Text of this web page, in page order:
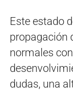
Este estado
propagación
normales
dudas, una